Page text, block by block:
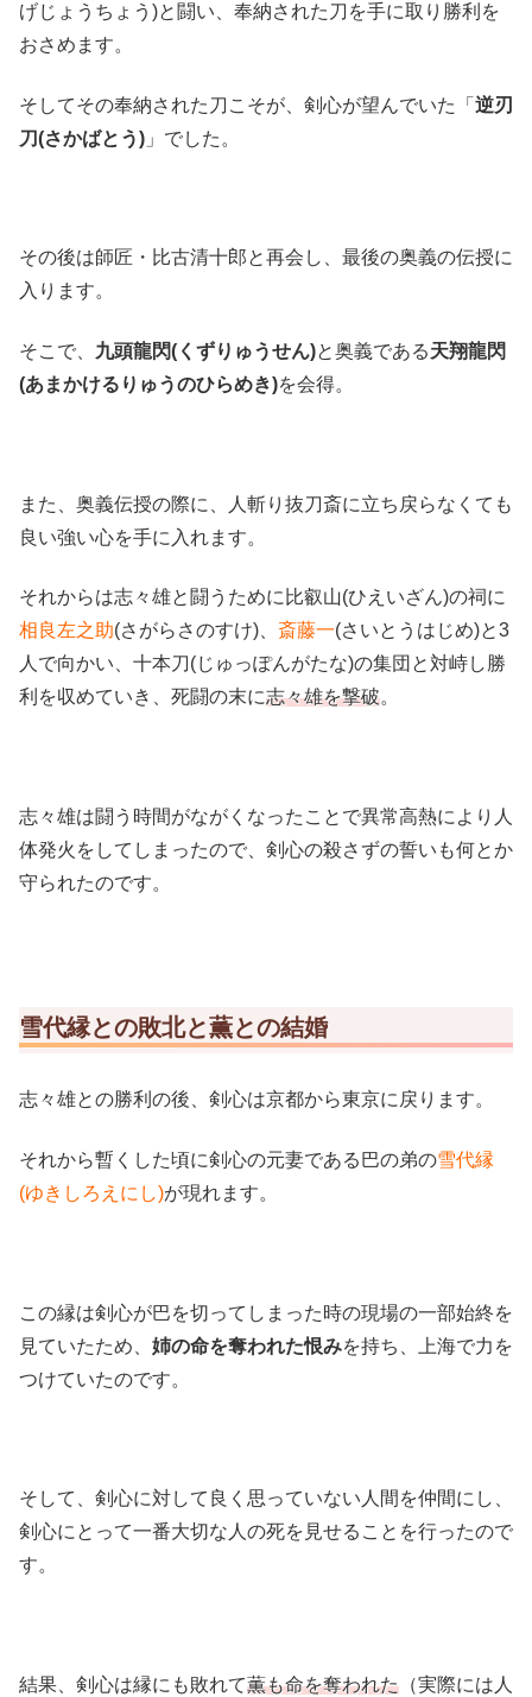
げじょうちょう)と闘い、奉納された刀を手に取り勝利を
おさめます。
そしてその奉納された刀こそが、剣心が望んでいた「 逆刃
刀(さかばとう) 」でした。
その後は師匠・比古清十郎と再会し、最後の奥義の伝授に
入ります。
そこで、 九頭龍閃(くずりゅうせん)と奥義である天翔龍閃
(あまかけるりゅうのひらめき)を会得。
また、奥義伝授の際に、人斬り抜刀斎に立ち戻らなくても
良い強い心を手に入れます。
それからは志々雄と闘うために比叡山(ひえいざん)の祠に
相良左之助(さがらさのすけ)、 斎藤一(さいとうはじめ)と3
人で向かい、十本刀(じゅっぽんがたな)の集団と対峙し勝
利を収めていき、死闘の末に志々雄を撃破。
志々雄は闘う時間がながくなったことで異常高熱により人
体発火をしてしまったので、剣心の殺さずの誓いも何とか
守られたのです。
雪代縁との敗北と薫との結婚
志々雄との勝利の後、剣心は京都から東京に戻ります。
それから暫くした頃に剣心の元妻である巴の弟の雪代縁
(ゆきしろえにし)が現れます。
この縁は剣心が巴を切ってしまった時の現場の一部始終を
見ていたため、 姉の命を奪われた恨みを持ち、上海で力を
つけていたのです。
そして、剣心に対して良く思っていない人間を仲間にし、
剣心にとって一番大切な人の死を見せることを行ったので
す。
結果、剣心は縁にも敗れて薫も命を奪われた （実際には人